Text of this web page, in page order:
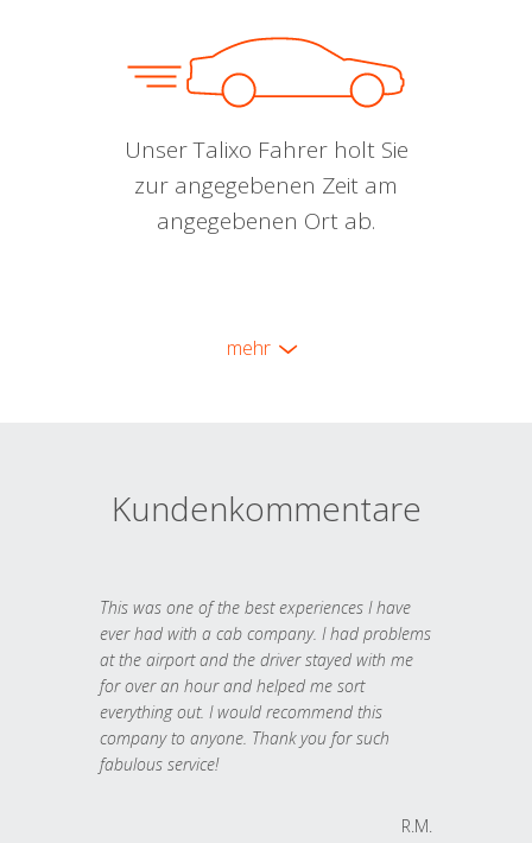
Unser Talixo Fahrer holt Sie
zur angegebenen Zeit am
angegebenen Ort ab.
mehr
Kundenkommentare
This was one of the best experiences I have
ever had with a cab company. I had problems
at the airport and the driver stayed with me
for over an hour and helped me sort
everything out. I would recommend this
company to anyone. Thank you for such
fabulous service!
R.M.